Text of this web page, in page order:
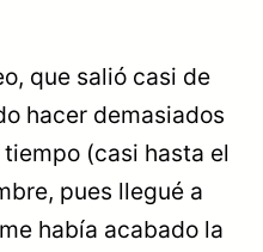
que salió casi de
hacer demasiados
(casi hasta el
pues llegué a
había acabado la